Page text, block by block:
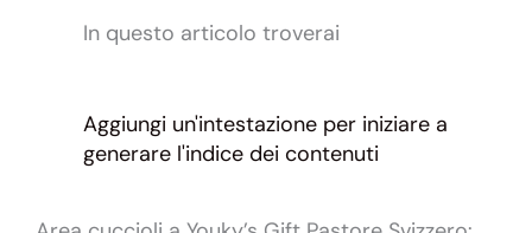
In questo articolo troverai
Aggiungi un'intestazione per iniziare a
generare l'indice dei contenuti